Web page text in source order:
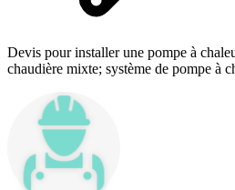
Devis pour installer une pompe à
chaudière mixte; système de pompe à